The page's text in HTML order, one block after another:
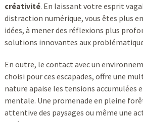
créativité. En laissant votre esprit
distraction numérique, vous êtes plus
idées, à mener des réflexions plus
solutions innovantes aux
En outre, le contact avec un
choisi pour ces escapades, offre une
nature apaise les tensions accumulées
mentale. Une promenade en pleine
attentive des paysages ou même une